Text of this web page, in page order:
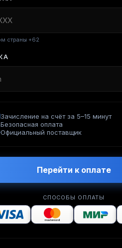
страны +62
Зачисление на счёт за 5–15 минут
Безопасная оплата
Официальный поставщик
Перейти к оплате
СПОСОБЫ ОПЛАТЫ